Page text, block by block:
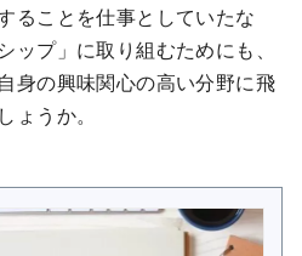
ることを仕事としていたな
ップ」に取り組むためにも、
身の興味関心の高い分野に飛
ょうか。